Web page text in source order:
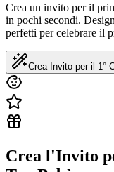
Crea un invito per il
in pochi secondi.
perfetti per celebrare il
Crea Invito per il 1°
Crea l'Invito